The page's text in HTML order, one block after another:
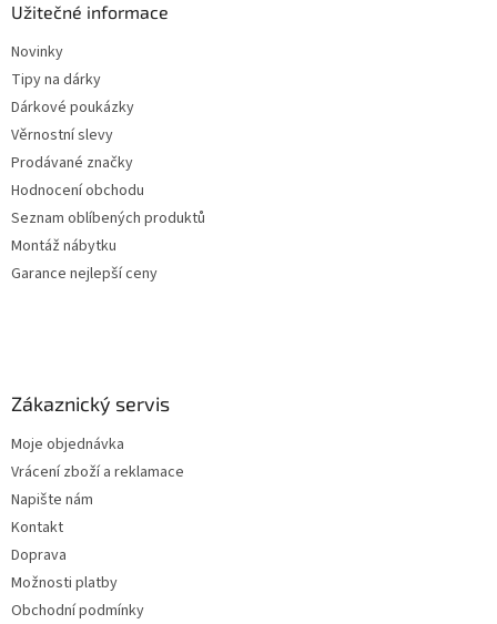
Užitečné informace
Novinky
Tipy na dárky
Dárkové poukázky
Věrnostní slevy
Prodávané značky
Hodnocení obchodu
Seznam oblíbených produktů
Montáž nábytku
Garance nejlepší ceny
Zákaznický servis
Moje objednávka
Vrácení zboží a reklamace
Napište nám
Kontakt
Doprava
Možnosti platby
Obchodní podmínky